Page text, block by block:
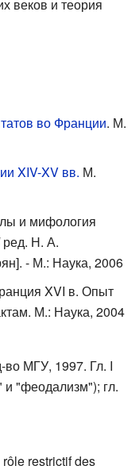
веков и теория
во Франции. М.
XIV-XV вв. М.
и мифология
ред. Н. А.
- М.: Наука, 2006
XVI в. Опыт
М.: Наука, 2004
во МГУ, 1997. Гл. I
и "феодализм"); гл.
restrictif des